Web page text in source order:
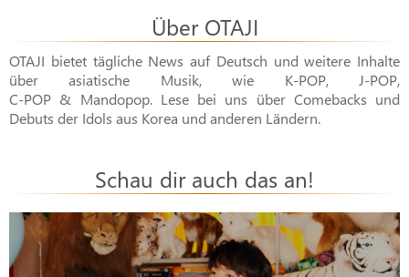
Über OTAJI
OTAJI bietet tägliche News auf Deutsch und weitere Inhalte
über asiatische Musik, wie K-POP, J-POP,
C-POP & Mandopop. Lese bei uns über Comebacks und
Debuts der Idols aus Korea und anderen Ländern.
Schau dir auch das an!